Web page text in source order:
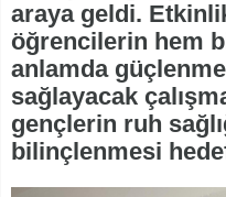
araya geldi.
öğrencilerin hem
anlamda
sağlayacak
gençlerin ruh
bilinçlenmesi